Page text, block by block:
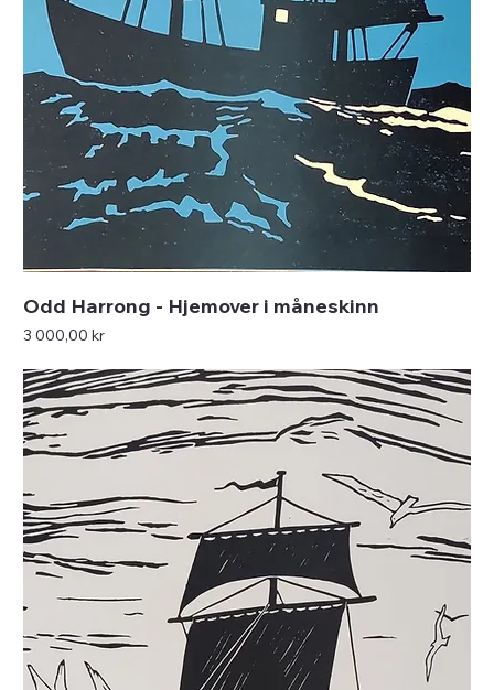
Odd Harrong - Hjemover i måneskinn
Pris
3 000,00 kr